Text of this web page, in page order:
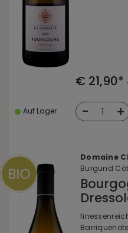
€ 21,90*
Auf Lager - 1 +
Domaine
Burgund